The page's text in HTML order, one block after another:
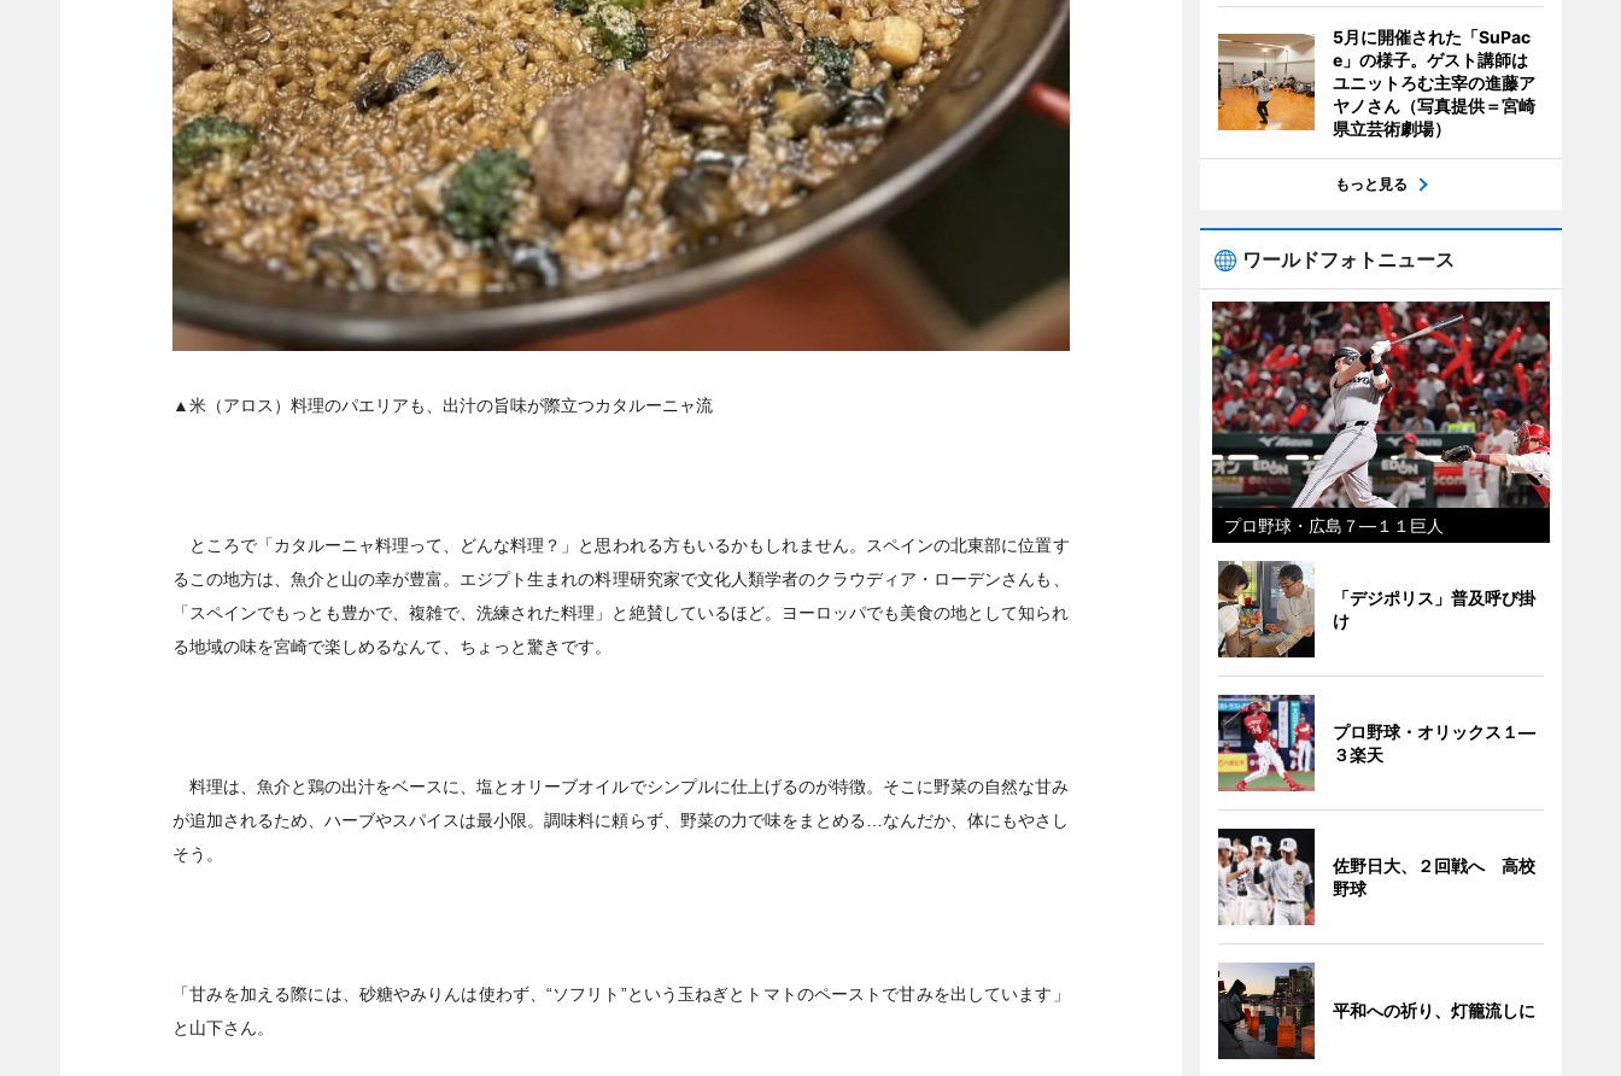
▲米（アロス）料理のパエリアも、出汁の旨味が際立つカタルーニャ流
ところで「カタルーニャ料理って、どんな料理？」と思われる方もいるかもしれません。スペインの北東部に位置す
るこの地方は、魚介と山の幸が豊富。 エジプト生まれの料理研究家で文化人類学者のクラウディア・ローデンさんも、
「スペインでもっとも豊かで、複雑で、洗練された料理」と絶賛しているほど。ヨーロッパでも美食の地として知られ
る地域の味を宮崎で楽しめるなんて、ちょっと驚きです。
料理は、魚介と鶏の出汁をベースに、塩とオリーブオイルでシンプルに仕上げるのが特徴。そこに野菜の自然な甘み
が追加されるため、ハーブやスパイスは最小限。調味料に頼らず、野菜の力で味をまとめる…なんだか、体にもやさし
そう。
「甘みを加える際には、砂糖やみりんは使わず、“ソフリト”という玉ねぎとトマトのペーストで甘みを出しています」
と山下さん。
5月に開催された「SuPac
e」の様子。ゲスト講師は
ユニットろむ主宰の進藤ア
ヤノさん（写真提供＝宮崎
県立芸術劇場）
もっと見る
ワールドフォトニュース
プロ野球・広島７―１１巨人
「デジポリス」普及呼び掛
け
プロ野球・オリックス１―
３楽天
佐野日大、２回戦へ 高校
野球
平和への祈り、灯籠流しに